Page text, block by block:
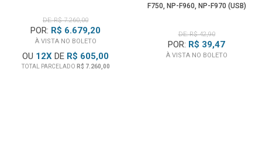
DE: R$ 7.260,00
POR: R$ 6.679,20
À VISTA NO BOLETO
OU 12X DE R$ 605,00
TOTAL PARCELADO R$ 7.260,00
F750, NP-F960, NP-F970 (USB)
DE: R$ 42,90
POR: R$ 39,47
À VISTA NO BOLETO